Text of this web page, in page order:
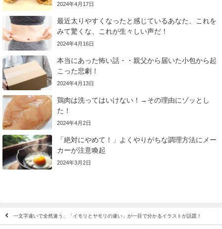
2024年4月17日
最近太りやすくなったと感じているあなた、これを
みて驚くな、これが生々しい声だ！
2024年4月16日
本当にあった怖い話・・親父から届いた小包から起
こった悲劇！
2024年4月13日
鶏肉は洗ってはいけない！→その理由にゾッとし
た！
2024年4月2日
「絶対にやめて！」よくやりがちな調理方法にメー
カーが注意喚起
2024年3月2日
一文字違いで全然違う、「イモリとヤモリの違い」が一目で分かるイラストが話題！